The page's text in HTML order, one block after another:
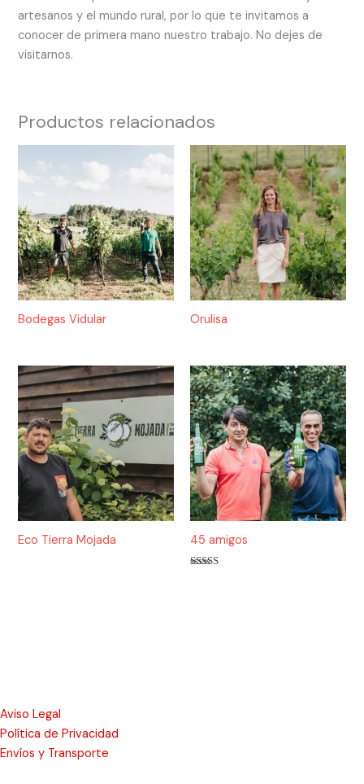
artesanos y el mundo rural, por lo que te invitamos a
conocer de primera mano nuestro trabajo. No dejes de
visitarnos.
Productos relacionados
Bodegas Vidular Orulisa
Eco Tierra Mojada 45 amigos
Aviso Legal
Política de Privacidad
Envíos y Transporte